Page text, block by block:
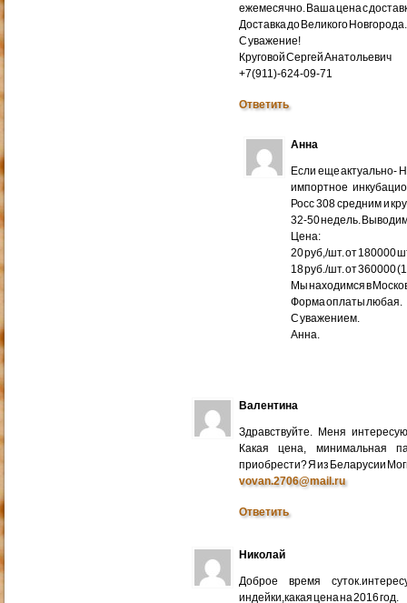
ежемесячно. Ваша цена с
Доставка до Великого Новгорода.
С уважение!
Круговой Сергей Анатольевич
+7(911)-624-09-71
Ответить
Анна
Если еще актуально-
импортное
Росс 308 средним и
32-50 недель.
Цена:
20 руб,/шт. от 180000
18 руб./шт. от 360000
Мы находимся в
Форма оплаты любая.
С уважением.
Анна.
Валентина
Здравствуйте. Меня
Какая цена, минимальная
приобрести? Я из Беларусии
vovan.2706@mail.ru
Ответить
Николай
Доброе время
индейки,какая цена на 2016 год.